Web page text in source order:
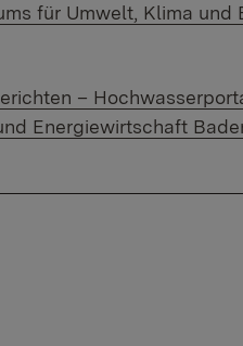
für Umwelt, Klima und
–
Energiewirtschaft